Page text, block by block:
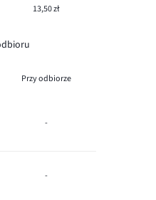
13,50 zł
Przy odbiorze
-
-